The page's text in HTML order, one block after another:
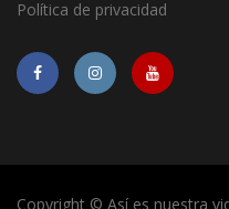
Política de privacidad
Copyright © Así es nuestra